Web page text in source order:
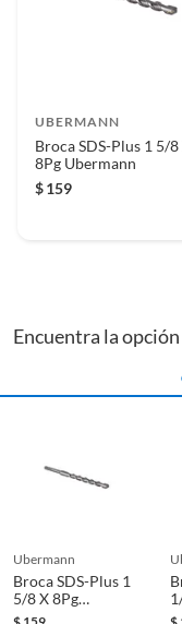
UBERMANN
Broca SDS-Plus 1 5/8
8Pg Ubermann
$159
Encuentra la
ubermann
Broca SDS-Plus 1
5/8 X 8Pg
Ubermann